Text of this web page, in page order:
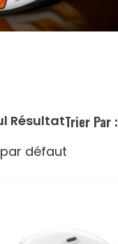
RésultatTrier Par :